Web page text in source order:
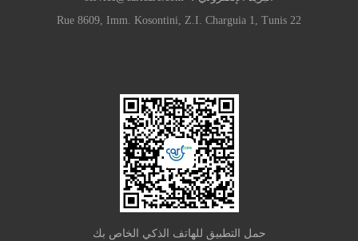
22 Rue 8609, Imm. Kosontini, Z.I. Charguia 1, Tunis
حمل التطبيق للهاتف الذكي الخاص بك